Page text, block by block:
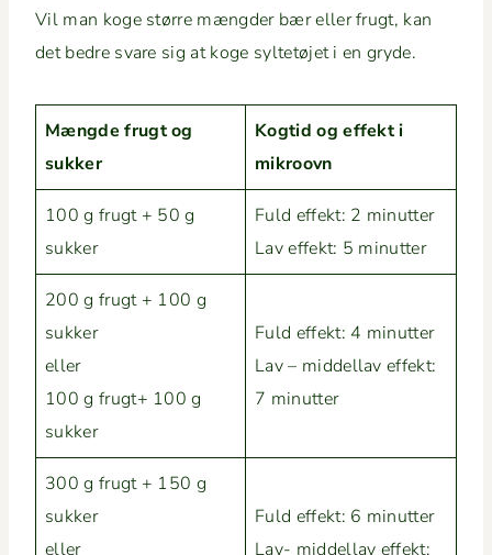
Vil man koge større mængder bær eller frugt, kan
det bedre svare sig at koge syl­tetø­jet i en gryde.
Mængde frugt og
sukker
Kogtid og effekt i
mikroovn
100 g frugt + 50 g
sukker
Fuld effekt: 2 min­ut­ter
Lav effekt: 5 minutter
200 g frugt + 100 g
sukker
eller
100 g frugt+ 100 g
sukker
Fuld effekt: 4 min­ut­ter
Lav – mid­dellav effekt:
7 minutter
300 g frugt + 150 g
sukker
eller
Fuld effekt: 6 min­ut­ter
Lav- mid­dellav effekt: